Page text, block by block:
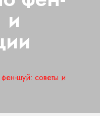
и
шуй: советы и